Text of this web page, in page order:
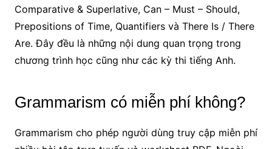
Comparative & Superlative, Can – Must – Should,
Prepositions of Time, Quantifiers và There Is / There
Are. Đây đều là những nội dung quan trọng trong
chương trình học cũng như các kỳ thi tiếng Anh.
Grammarism có miễn phí không?
Grammarism cho phép người dùng truy cập miễn phí